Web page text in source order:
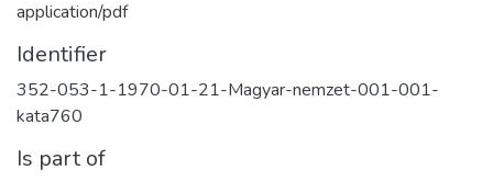
application/pdf
Identifier
352-053-1-1970-01-21-Magyar-nemzet-001-001-
kata760
Is part of